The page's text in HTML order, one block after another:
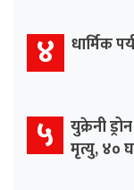
४ धार्मिक
५ युक्रेनी
मृत्यु, ४०